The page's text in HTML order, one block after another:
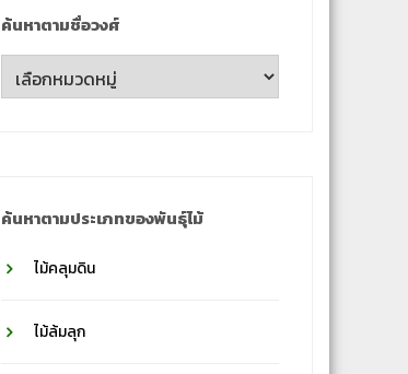
ค้นหาตามชื่อวงศ์
ค้นหา
ตาม
ค้นหาตามประเภทของพันธุ์ไม้
ไม้คลุมดิน
ไม้ล้มลุก